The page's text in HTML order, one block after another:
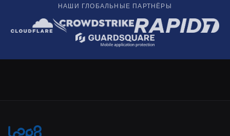
НАШИ ГЛОБАЛЬНЫЕ ПАРТНЁРЫ